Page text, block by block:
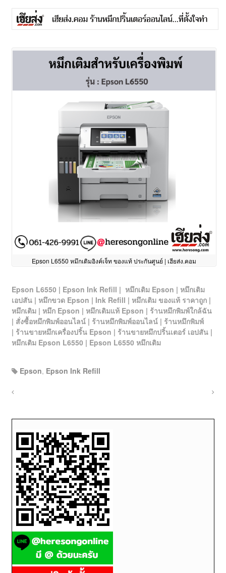
Epson L6550 หมึกเติมอิงค์เจ็ท ของแท้ ประกันศูนย์ | เฮียส่ง.คอม
Epson L6550 | Epson Ink Refill | หมึกเติม Epson | หมึกเติม
เอปสัน | หมึกขวด Epson | Ink Refill | หมึกเติม ของแท้ ราคาถูก |
หมึกเติม | หมึก Epson | หมึกเติมแท้ Epson | ร้านหมึกพิมพ์ใกล้ฉัน
| สั่งซื้อหมึกพิมพ์ออนไลน์ | ร้านหมึกพิมพ์ออนไลน์ | ร้านหมึกพิมพ์
| ร้านขายหมึกเครื่องปริ้น Epson | ร้านขายหมึกปริ้นเตอร์ เอปสัน |
หมึกเติม Epson L6550 | Epson L6550 หมึกเติม
Epson, Epson Ink Refill